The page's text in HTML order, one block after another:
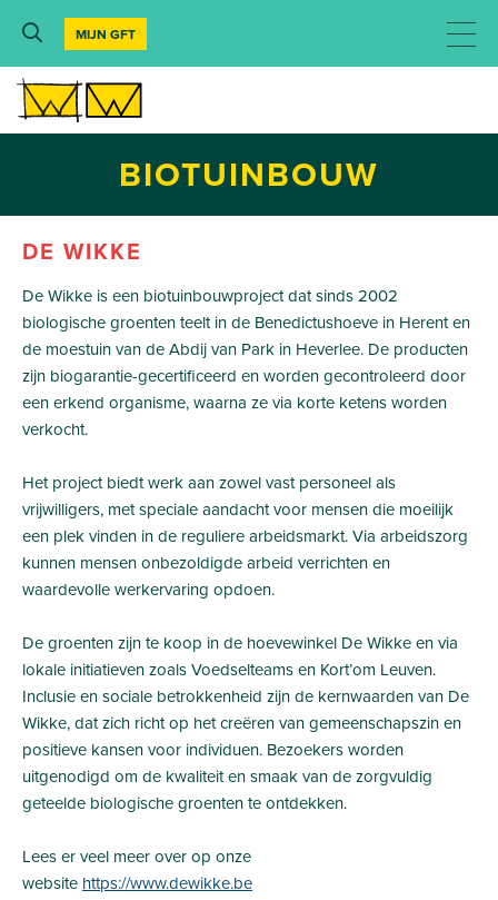
MIJN GFT
BIOTUINBOUW
DE WIKKE
De Wikke is een biotuinbouwproject dat sinds 2002
biologische groenten teelt in de Benedictushoeve in Herent en
de moestuin van de Abdij van Park in Heverlee. De producten
zijn biogarantie-gecertificeerd en worden gecontroleerd door
een erkend organisme, waarna ze via korte ketens worden
verkocht.
Het project biedt werk aan zowel vast personeel als
vrijwilligers, met speciale aandacht voor mensen die moeilijk
een plek vinden in de reguliere arbeidsmarkt. Via arbeidszorg
kunnen mensen onbezoldigde arbeid verrichten en
waardevolle werkervaring opdoen.
De groenten zijn te koop in de hoevewinkel De Wikke en via
lokale initiatieven zoals Voedselteams en Kort’om Leuven.
Inclusie en sociale betrokkenheid zijn de kernwaarden van De
Wikke, dat zich richt op het creëren van gemeenschapszin en
positieve kansen voor individuen. Bezoekers worden
uitgenodigd om de kwaliteit en smaak van de zorgvuldig
geteelde biologische groenten te ontdekken.
Lees er veel meer over op onze
website https://www.dewikke.be